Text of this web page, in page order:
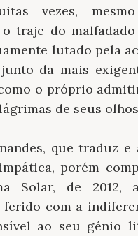
vezes,
o traje do
lutado pela
da mais
o próprio
de seus
que traduz e
porém
Solar, de 2012,
com a
ao seu génio